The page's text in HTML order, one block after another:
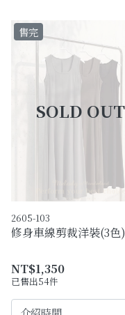
售完
2605-103
修身車線剪裁洋裝(3色)
NT$1,350
已售出54件